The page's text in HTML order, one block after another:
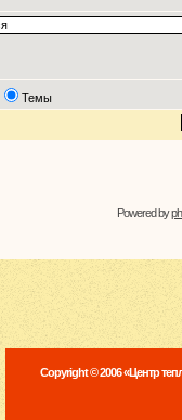
Темы
Powered by
Copyright © 2006 «Центр